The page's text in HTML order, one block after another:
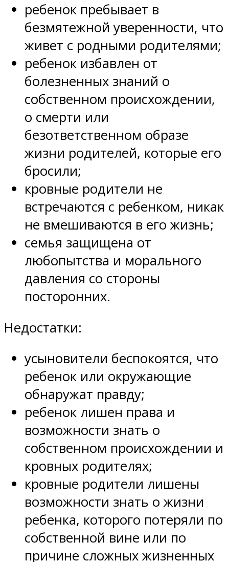
ребенок пребывает в
безмятежной уверенности, что
живет с родными родителями;
ребенок избавлен от
болезненных знаний о
собственном происхождении,
о смерти или
безответственном образе
жизни родителей, которые его
бросили;
кровные родители не
встречаются с ребенком, никак
не вмешиваются в его жизнь;
семья защищена от
любопытства и морального
давления со стороны
посторонних.
Недостатки:
усыновители беспокоятся, что
ребенок или окружающие
обнаружат правду;
ребенок лишен права и
возможности знать о
собственном происхождении и
кровных родителях;
кровные родители лишены
возможности знать о жизни
ребенка, которого потеряли по
собственной вине или по
причине сложных жизненных